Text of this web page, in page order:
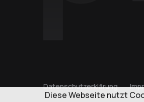
Datenschutzerklärung
Diese Webseite nutzt